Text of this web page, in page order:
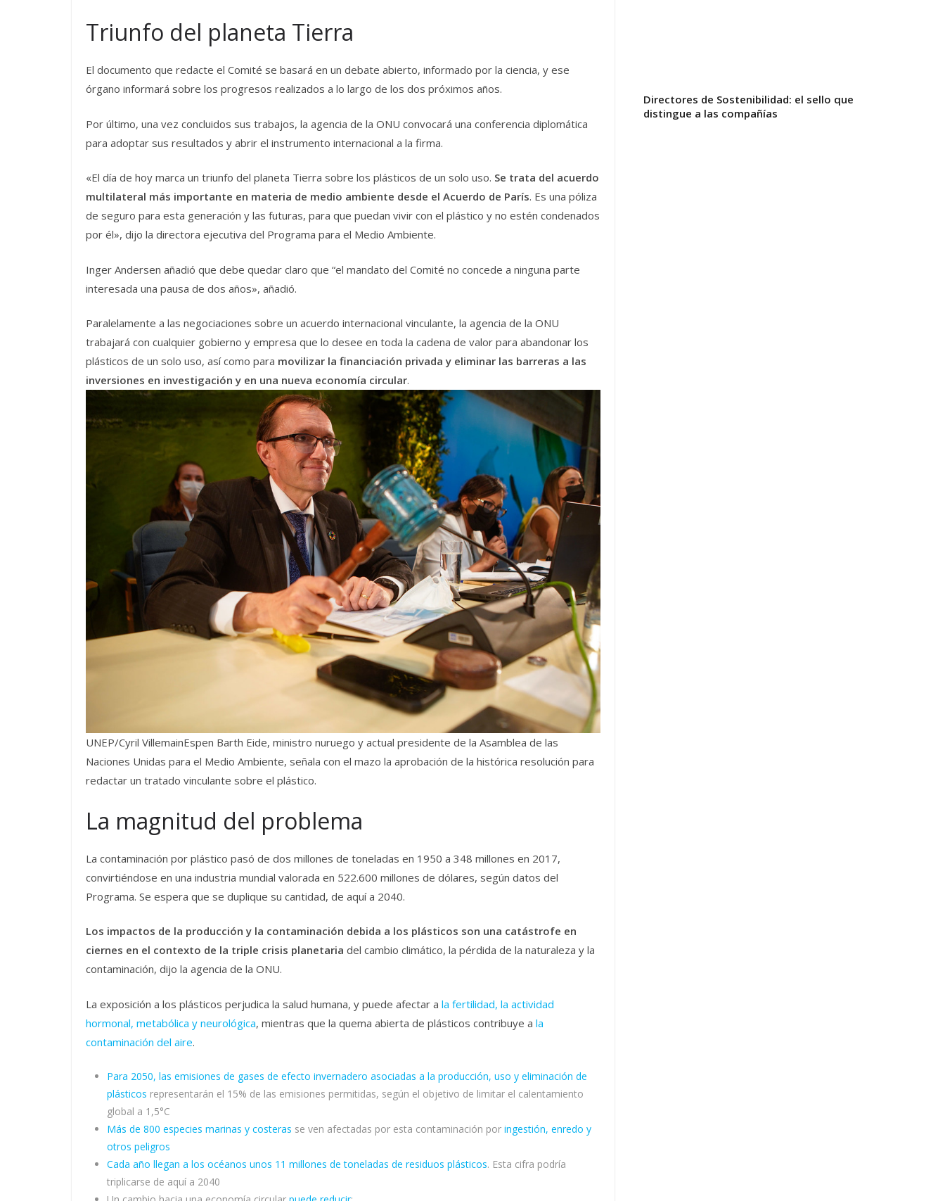
Triunfo del planeta Tierra
El documento que redacte el Comité se basará en un debate abierto, informado por la ciencia, y ese
órgano informará sobre los progresos realizados a lo largo de los dos próximos años.
Por último, una vez concluidos sus trabajos, la agencia de la ONU convocará una conferencia diplomática
para adoptar sus resultados y abrir el instrumento internacional a la firma.
«El día de hoy marca un triunfo del planeta Tierra sobre los plásticos de un solo uso. Se trata del acuerdo
multilateral más importante en materia de medio ambiente desde el Acuerdo de París. Es una póliza
de seguro para esta generación y las futuras, para que puedan vivir con el plástico y no estén condenados
por él», dijo la directora ejecutiva del Programa para el Medio Ambiente.
Inger Andersen añadió que debe quedar claro que “el mandato del Comité no concede a ninguna parte
interesada una pausa de dos años», añadió.
Paralelamente a las negociaciones sobre un acuerdo internacional vinculante, la agencia de la ONU
trabajará con cualquier gobierno y empresa que lo desee en toda la cadena de valor para abandonar los
plásticos de un solo uso, así como para movilizar la financiación privada y eliminar las barreras a las
inversiones en investigación y en una nueva economía circular.
UNEP/Cyril VillemainEspen Barth Eide, ministro nuruego y actual presidente de la Asamblea de las
Naciones Unidas para el Medio Ambiente, señala con el mazo la aprobación de la histórica resolución para
redactar un tratado vinculante sobre el plástico.
La magnitud del problema
La contaminación por plástico pasó de dos millones de toneladas en 1950 a 348 millones en 2017,
convirtiéndose en una industria mundial valorada en 522.600 millones de dólares, según datos del
Programa. Se espera que se duplique su cantidad, de aquí a 2040.
Los impactos de la producción y la contaminación debida a los plásticos son una catástrofe en
ciernes en el contexto de la triple crisis planetaria del cambio climático, la pérdida de la naturaleza y la
contaminación, dijo la agencia de la ONU.
La exposición a los plásticos perjudica la salud humana, y puede afectar a la fertilidad, la actividad
hormonal, metabólica y neurológica, mientras que la quema abierta de plásticos contribuye a la
contaminación del aire.
Para 2050, las emisiones de gases de efecto invernadero asociadas a la producción, uso y eliminación de
plásticos representarán el 15% de las emisiones permitidas, según el objetivo de limitar el calentamiento
global a 1,5°C
Más de 800 especies marinas y costeras se ven afectadas por esta contaminación por ingestión, enredo y
otros peligros
Cada año llegan a los océanos unos 11 millones de toneladas de residuos plásticos. Esta cifra podría
triplicarse de aquí a 2040
Directores de Sostenibilidad: el sello que
distingue a las compañías